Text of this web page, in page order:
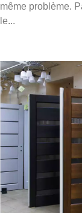
même problème.
le...